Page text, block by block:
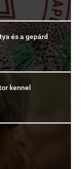
és a gepárd
kennel